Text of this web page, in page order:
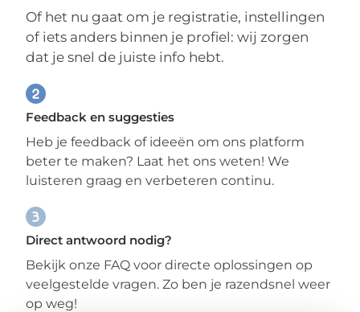
Of het nu gaat om je registratie, instellingen
of iets anders binnen je profiel: wij zorgen
dat je snel de juiste info hebt.
Feedback en suggesties
Heb je feedback of ideeën om ons platform
beter te maken? Laat het ons weten! We
luisteren graag en verbeteren continu.
Direct antwoord nodig?
Bekijk onze FAQ voor directe oplossingen op
veelgestelde vragen. Zo ben je razendsnel weer
op weg!